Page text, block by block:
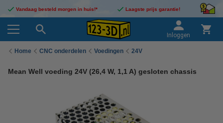
Vandaag besteld morgen in huis!* Laagste prijs garantie!
Inloggen
Home CNC onderdelen Voedingen 24V
Mean Well voeding 24V (26,4 W, 1,1 A) gesloten chassis